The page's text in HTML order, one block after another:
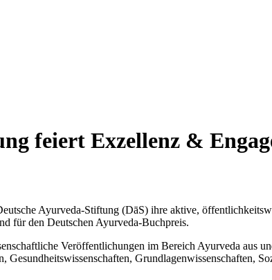
feiert Exzellenz &
Ayurveda-Stiftung (DāS) ihre aktive,
für den Deutschen Ayurveda-Buchpreis.
Veröffentlichungen im Bereich Ayurveda aus
Grundlagenwissenschaften,